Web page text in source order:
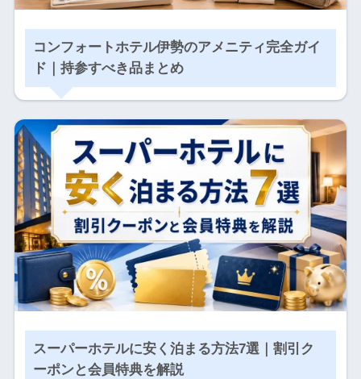
コンフォートホテル伊勢のアメニティ完全ガイ
ド｜持参すべき品まとめ
スーパーホテルに安く泊まる方法7選｜割引ク
ーポンと会員特典を解説